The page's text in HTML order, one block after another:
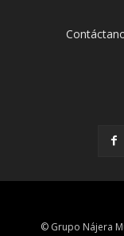
© Grupo Nájera